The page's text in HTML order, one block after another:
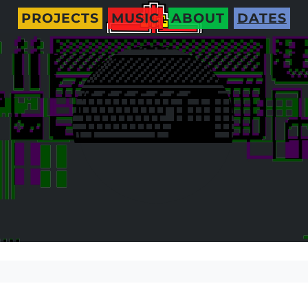
PROJECTS MUSIC ABOUT DATES